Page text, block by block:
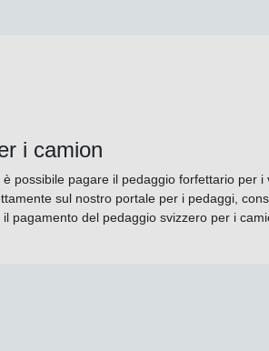
i camion
possibile pagare il pedaggio forfettario per i
sul nostro portale per i pedaggi,
pagamento del pedaggio svizzero per i